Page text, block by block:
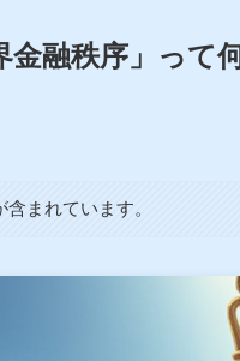
金融秩序」っ
まれています。